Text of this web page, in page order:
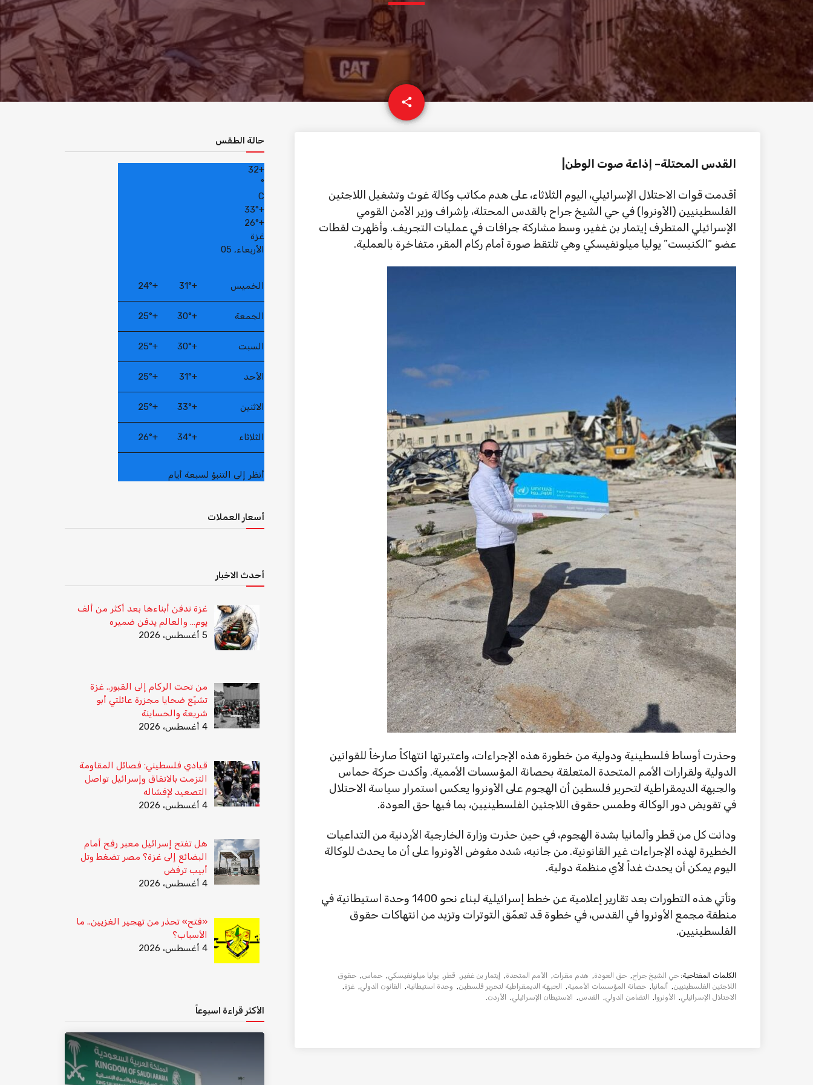
share
email
القدس المحتلة– إذاعة صوت الوطن|
أقدمت قوات الاحتلال الإسرائيلي، اليوم الثلاثاء، على هدم مكاتب وكالة غوث وتشغيل اللاجئين
الفلسطينيين (الأونروا) في حي الشيخ جراح بالقدس المحتلة، بإشراف وزير الأمن القومي
الإسرائيلي المتطرف إيتمار بن غفير، وسط مشاركة جرافات في عمليات التجريف. وأظهرت لقطات
عضو “الكنيست” يوليا ميلونفيسكي وهي تلتقط صورة أمام ركام المقر، متفاخرة بالعملية.
وحذرت أوساط فلسطينية ودولية من خطورة هذه الإجراءات، واعتبرتها انتهاكاً صارخاً للقوانين
الدولية ولقرارات الأمم المتحدة المتعلقة بحصانة المؤسسات الأممية. وأكدت حركة حماس
والجبهة الديمقراطية لتحرير فلسطين أن الهجوم على الأونروا يعكس استمرار سياسة الاحتلال
في تقويض دور الوكالة وطمس حقوق اللاجئين الفلسطينيين، بما فيها حق العودة.
ودانت كل من قطر وألمانيا بشدة الهجوم، في حين حذرت وزارة الخارجية الأردنية من التداعيات
الخطيرة لهذه الإجراءات غير القانونية. من جانبه، شدد مفوض الأونروا على أن ما يحدث للوكالة
اليوم يمكن أن يحدث غداً لأي منظمة دولية.
وتأتي هذه التطورات بعد تقارير إعلامية عن خطط إسرائيلية لبناء نحو 1400 وحدة استيطانية في
منطقة مجمع الأونروا في القدس، في خطوة قد تعمّق التوترات وتزيد من انتهاكات حقوق
الفلسطينيين.
الكلمات المفتاحية: حي الشيخ جراح, حق العودة, هدم مقرات, الأمم المتحدة, إيتمار بن غفير, قطر, يوليا ميلونفيسكي, حماس, حقوق
اللاجئين الفلسطينيين, ألمانيا, حصانة المؤسسات الأممية, الجبهة الديمقراطية لتحرير فلسطين, وحدة استيطانية, القانون الدولي, غزة,
الاحتلال الإسرائيلي, الأونروا, التضامن الدولي, القدس, الاستيطان الإسرائيلي, الأردن.
حالة الطقس
+
32
°
C
+
33°
+
26°
غزة
الأربعاء, 05
الخميس +
31°
+
24°
الجمعة +
30°
+
25°
السبت +
30°
+
25°
الأحد +
31°
+
25°
الاثنين +
33°
+
25°
الثلاثاء +
34°
+
26°
أنظر إلى التنبؤ لسبعة أيام
أسعار العملات
أحدث الاخبار
غزة تدفن أبناءها بعد أكثر من ألف
يوم… والعالم يدفن ضميره
5 أغسطس، 2026
من تحت الركام إلى القبور.. غزة
تشيّع ضحايا مجزرة عائلتي أبو
شريعة والحساينة
4 أغسطس، 2026
قيادي فلسطيني: فصائل المقاومة
التزمت بالاتفاق وإسرائيل تواصل
التصعيد لإفشاله
4 أغسطس، 2026
هل تفتح إسرائيل معبر رفح أمام
البضائع إلى غزة؟ مصر تضغط وتل
أبيب ترفض
4 أغسطس، 2026
«فتح» تحذر من تهجير الغزيين.. ما
الأسباب؟
4 أغسطس، 2026
الأكثر قراءة اسبوعاً